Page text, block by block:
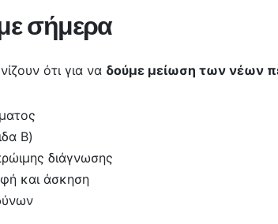
σήμερα
ότι για να δούμε μείωση των νέων
B)
διάγνωσης
και άσκηση